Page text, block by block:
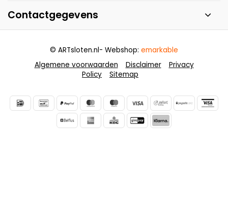
Contactgegevens
Algemene voorwaarden Disclaimer
Privacy
Policy
Sitemap
© ARTsloten.nl- Webshop: emarkable